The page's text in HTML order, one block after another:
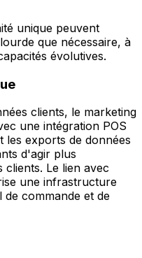
unique peuvent
que nécessaire, à
évolutives.
clients, le marketing
une intégration POS
les exports de données
d'agir plus
Le lien avec
une infrastructure
commande et de